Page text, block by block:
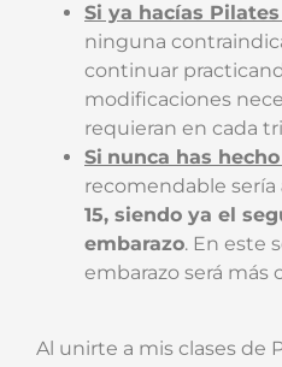
Si ya hacías
ninguna
continuar
modificaciones
requieran en cada
Si nunca has
recomendable sería
15, siendo ya el
embarazo. En este
embarazo será más
Al unirte a mis clases de